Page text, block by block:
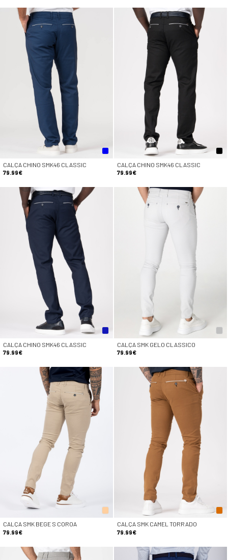
CALÇA CHINO SMK46 CLASSIC
79.99€
CALÇA CHINO SMK46 CLASSIC
79.99€
CALÇA CHINO SMK46 CLASSIC
79.99€
CALÇA SMK GELO CLASSICO
79.99€
CALÇA SMK BEGE S COROA
79.99€
CALÇA SMK CAMEL TORRADO
79.99€